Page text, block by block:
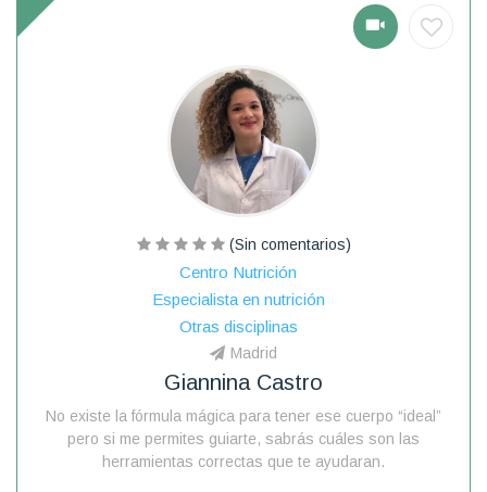
(Sin comentarios)
Centro Nutrición
Especialista en nutrición
Otras disciplinas
Madrid
Giannina Castro
No existe la fórmula mágica para tener ese cuerpo “ideal”
pero si me permites guiarte, sabrás cuáles son las
herramientas correctas que te ayudaran.